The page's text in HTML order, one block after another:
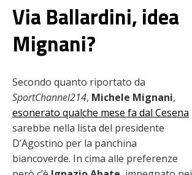
Via Ballardini, idea
Mignani?
Secondo quanto riportato da
SportChannel214, Michele Mignani,
esonerato qualche mese fa dal Cesena
sarebbe nella lista del presidente
D’Agostino per la panchina
biancoverde. In cima alle preferenze